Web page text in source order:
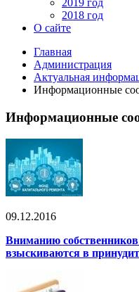
2019 год
2018 год
О сайте
Главная
Администрация
Актуальная
Информационные
Информационные
09.12.2016
Вниманию
взыскиваются в